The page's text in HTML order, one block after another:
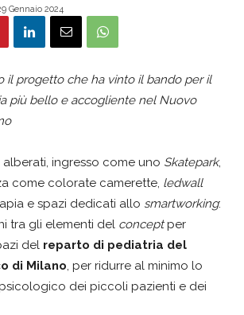
Gennaio 2024
il progetto che ha vinto il bando per il
più bello e accogliente nel Nuovo
ingresso come uno Skatepark,
come colorate camerette, ledwall
e spazi dedicati allo smartworking:
tra gli elementi del conceptper
del reparto di pediatria del
di Milano, per ridurre al minimo lo
dei piccoli pazienti e dei